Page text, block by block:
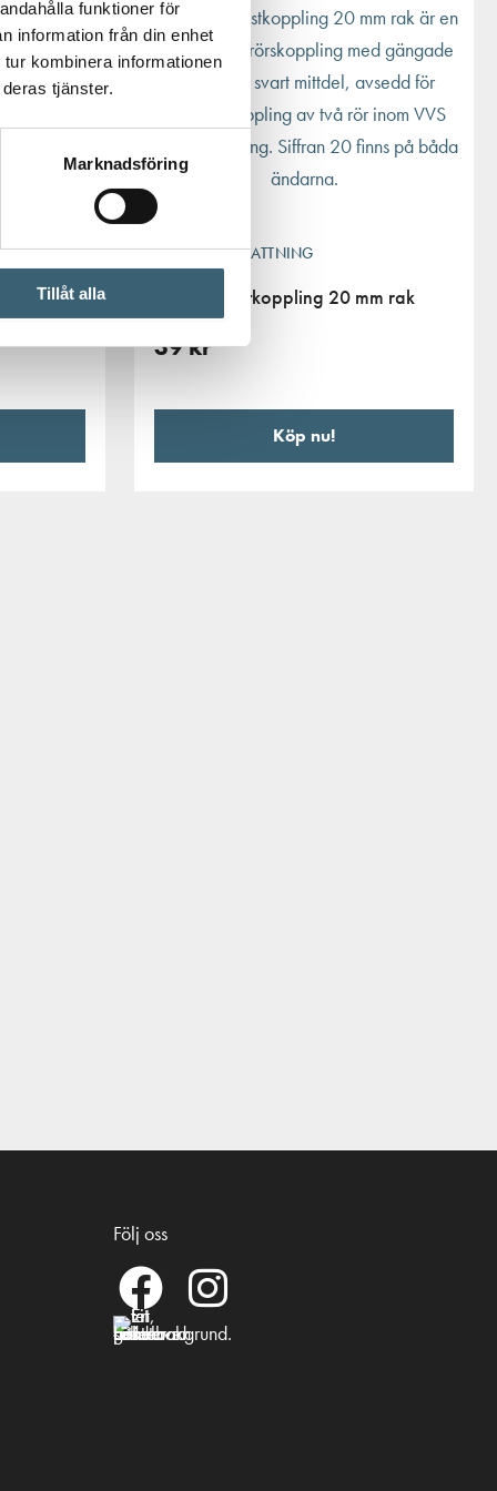
funktioner för
information från din enhet
kombinera informationen
tjänster.
Marknadsföring
Tillåt alla
20 mm AUTOMATBEVATTNING
Claber plastkoppling 20 mm rak
39kr
Köp nu!
Följ oss